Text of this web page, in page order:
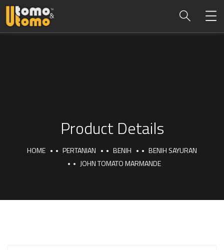
Product Details
HOME PERTANIAN BENIH
BENIH SAYURAN
JOHN TOMATO MARMANDE